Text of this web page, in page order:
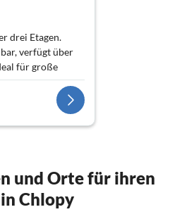
drei Etagen.
verfügt über
für große
großer
Geschirr, was
stehen eine große
Toaster.
und Orte für ihren
Chlopy